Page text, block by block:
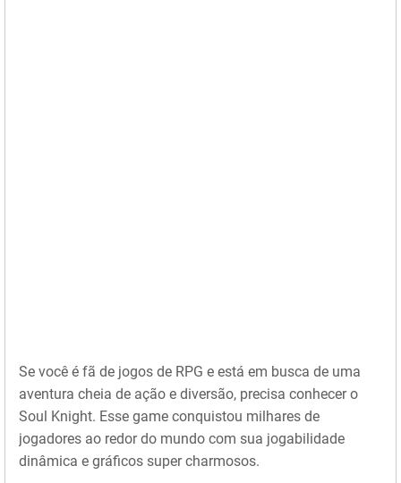
Se você é fã de jogos de RPG e está em busca de uma
aventura cheia de ação e diversão, precisa conhecer o
Soul Knight. Esse game conquistou milhares de
jogadores ao redor do mundo com sua jogabilidade
dinâmica e gráficos super charmosos.